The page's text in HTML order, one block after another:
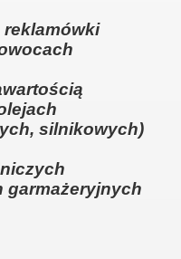
silnikowych)
garmażeryjnych